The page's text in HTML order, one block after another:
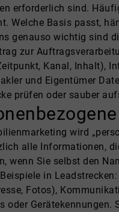
erforderlich sind.
Welche Basis passt,
genauso wichtig sind
zur
Kanal, Inhalt),
und Eigentümer
prüfen oder sauber
wird
alle Informationen,
wenn Sie selbst den
in
Fotos),
oder